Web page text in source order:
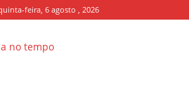
feira, 6 agosto , 2026